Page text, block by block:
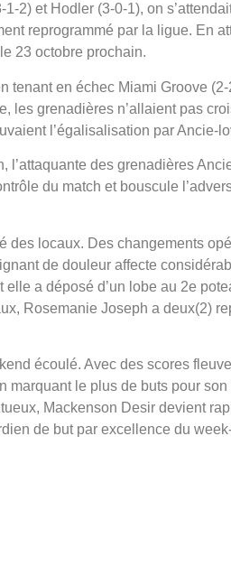
2) et Hodler (3-0-1), on
reprogrammé par la ligue. En
23 octobre prochain.
tenant en échec Miami Groove
les grenadières n’allaient pas
l’égalisalisation par Ancie-
des grenadières
du match et bouscule
locaux. Des changements
de douleur affecte
a déposé d’un lobe au 2e
Rosemanie Joseph a deux(2)
écoulé. Avec des scores
marquant le plus de buts pour
Mackenson Desir devient
de but par excellence du